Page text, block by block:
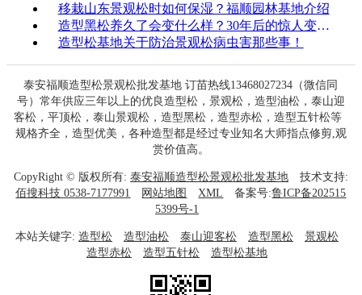
移栽山东景观松时如何保湿？福顺园林基地介绍
造型黑松养久了会变什么样？30年后的惊人变化！
造型松基地关于防治景观松病虫害那些事！
泰安福顺造型松景观松批发基地 订苗热线13468027234（微信同
号）常年供应三年以上的优良造型松，景观松，造型油松，泰山迎
客松，平顶松，泰山景观松，造型黑松，造型赤松，造型五针松等
规格齐全，造型优美，各种造型都是经过专业知名大师指点修剪,观
赏价值高。
CopyRight © 版权所有: 泰安福顺造型松景观松批发基地
技术支持:
佰搜科技 0538-7177991
网站地图 XML 备案号:鲁ICP备202515
5399号-1
本站关键字: 造型松 造型油松 泰山迎客松 造型黑松
景观松
造型赤松
造型五针松 造型松基地